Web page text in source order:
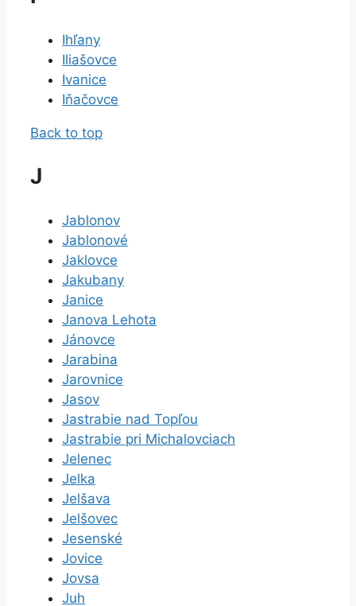
Ihľany
Iliašovce
Ivanice
Iňačovce
Back to top
J
Jablonov
Jablonové
Jaklovce
Jakubany
Janice
Janova Lehota
Jánovce
Jarabina
Jarovnice
Jasov
Jastrabie nad Topľou
Jastrabie pri Michalovciach
Jelenec
Jelka
Jelšava
Jelšovec
Jesenské
Jovice
Jovsa
Juh